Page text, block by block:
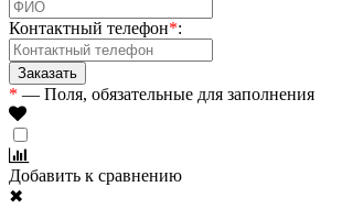
Контактный телефон*:
* — Поля, обязательные для заполнения
Добавить к сравнению
✖